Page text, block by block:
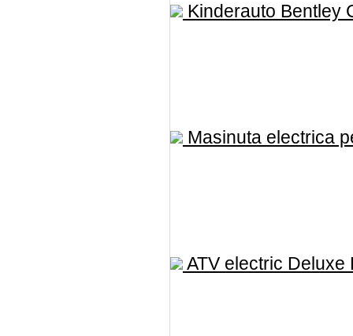
Kinderauto Bentley
Masinuta electrica
ATV electric Deluxe